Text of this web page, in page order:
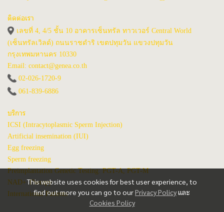
This website uses cookies for best user experience, to
find out more you can go to ourPrivacy Policyและ
Cookies Policy
ติดต่อเรา
เลขที่ 4, 4/5 ชั้น 10 อาคารเซ็นทรัล ทาวเวอร์ Central World
(เซ็นทรัลเวิลด์) ถนนราชดำริ เขตปทุมวัน แขวงปทุมวัน
กรุงเทพมหานคร 10330
Email: contact@genea.co.th
02-026-1720-9
061-839-6886
บริการ
ICSI (Intracytoplasmic Sperm Injection)
Artificial insemination (IUI)
Egg freezing
Sperm freezing
Preimplantation Genetic Testing: PGT-A, PGT-M
NAD+ Therapy
International Patients